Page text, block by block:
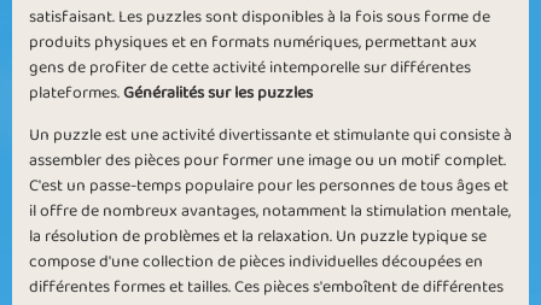
Chilly Puzzle Star Puzzle
Friendly Puzzle Jigsaw Planet
satisfaisant. Les puzzles sont disponibles à la fois sous forme de
produits physiques et en formats numériques, permettant aux
gens de profiter de cette activité intemporelle sur différentes
plateformes.Généralités sur les puzzles
Un puzzle est une activité divertissante et stimulante qui consiste à
assembler des pièces pour former une image ou un motif complet.
C'est un passe-temps populaire pour les personnes de tous âges et
il offre de nombreux avantages, notamment la stimulation mentale,
la résolution de problèmes et la relaxation. Un puzzle typique se
compose d'une collection de pièces individuelles découpées en
différentes formes et tailles. Ces pièces s'emboîtent de différentes